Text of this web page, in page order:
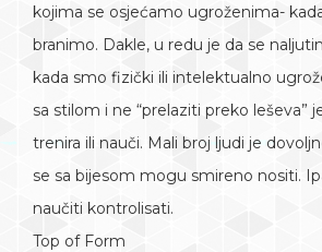
kojima se osjećamo ugroženima-
branimo. Dakle, u redu je da se
kada smo fizički ili intelektualno
sa stilom i ne “prelaziti preko leševa”
trenira ili nauči. Mali broj ljudi je
se sa bijesom mogu smireno nositi.
naučiti kontrolisati.
Top of Form